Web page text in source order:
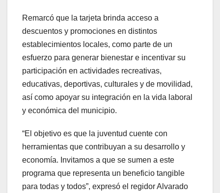
Remarcó que la tarjeta brinda acceso a
descuentos y promociones en distintos
establecimientos locales, como parte de un
esfuerzo para generar bienestar e incentivar su
participación en actividades recreativas,
educativas, deportivas, culturales y de movilidad,
así como apoyar su integración en la vida laboral
y económica del municipio.
“El objetivo es que la juventud cuente con
herramientas que contribuyan a su desarrollo y
economía. Invitamos a que se sumen a este
programa que representa un beneficio tangible
para todas y todos”, expresó el regidor Alvarado